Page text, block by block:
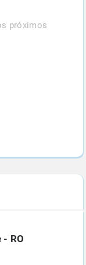
próximos
RO